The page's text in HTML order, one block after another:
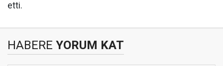
etti.
HABERE YORUM KAT